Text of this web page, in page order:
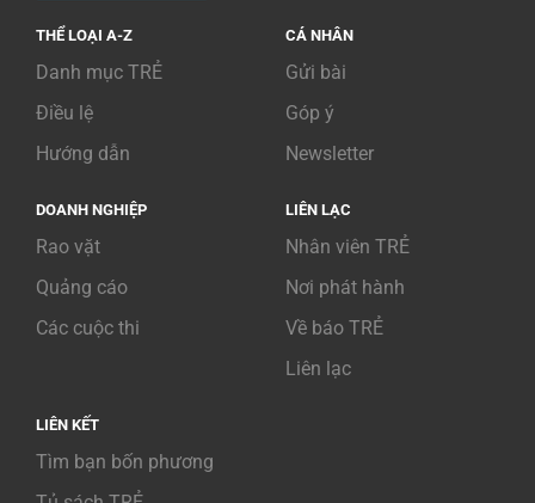
THỂ LOẠI A-Z
Danh mục TRẺ
Điều lệ
Hướng dẫn
CÁ NHÂN
Gửi bài
Góp ý
Newsletter
DOANH NGHIỆP
Rao vặt
Quảng cáo
Các cuộc thi
LIÊN LẠC
Nhân viên TRẺ
Nơi phát hành
Về báo TRẺ
Liên lạc
LIÊN KẾT
Tìm bạn bốn phương